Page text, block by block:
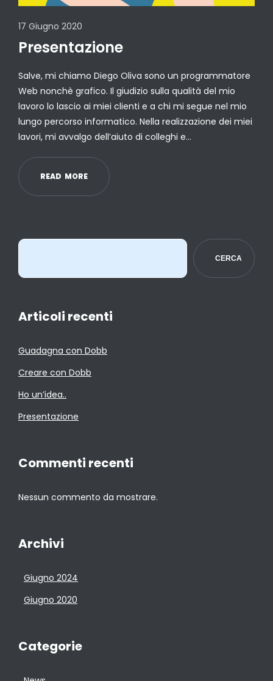
17 Giugno 2020
Presentazione
Salve, mi chiamo Diego Oliva sono un programmatore
Web nonchè grafico. Il giudizio sulla qualità del mio
lavoro lo lascio ai miei clienti e a chi mi segue nel mio
lungo percorso informatico. Nella realizzazione dei miei
lavori, mi avvalgo dell’aiuto di colleghi e…
READ MORE
CERCA
Articoli recenti
Guadagna con Dobb
Creare con Dobb
Ho un’idea..
Presentazione
Commenti recenti
Nessun commento da mostrare.
Archivi
Giugno 2024
Giugno 2020
Categorie